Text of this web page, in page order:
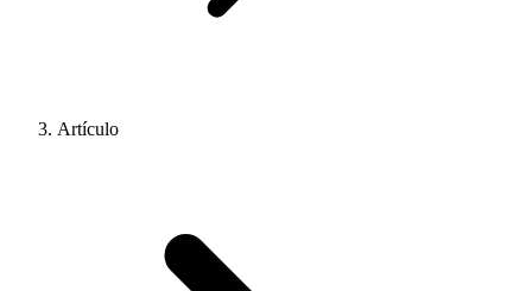
Artículo